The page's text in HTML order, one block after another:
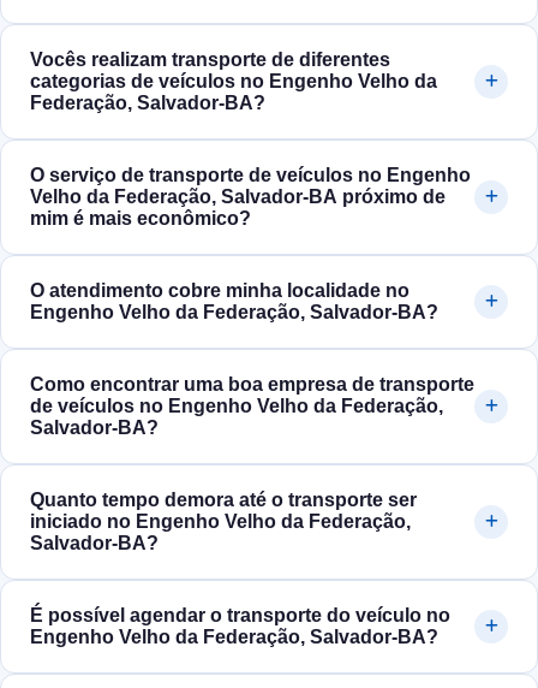
Vocês realizam transporte de diferentes
categorias de veículos no Engenho Velho da
Federação, Salvador‑BA?
O serviço de transporte de veículos no Engenho
Velho da Federação, Salvador‑BA próximo de
mim é mais econômico?
O atendimento cobre minha localidade no
Engenho Velho da Federação, Salvador‑BA?
Como encontrar uma boa empresa de transporte
de veículos no Engenho Velho da Federação,
Salvador‑BA?
Quanto tempo demora até o transporte ser
iniciado no Engenho Velho da Federação,
Salvador‑BA?
É possível agendar o transporte do veículo no
Engenho Velho da Federação, Salvador‑BA?